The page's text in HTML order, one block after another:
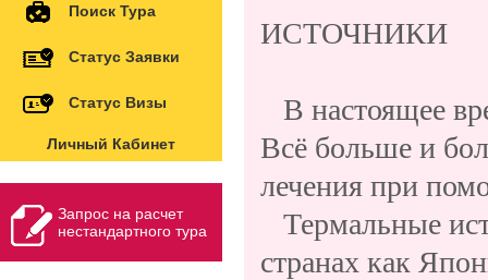
Поиск Тура
Статус Заявки
Статус Визы
Личный Кабинет
Запрос на расчет
нестандартного тура
ИСТОЧНИКИ
В настоящее
Всё больше и
лечения при
Термальные
странах как